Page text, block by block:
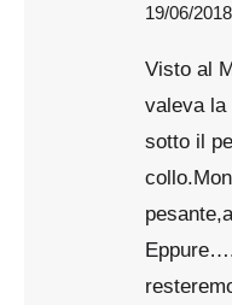
says:
19/06/
Visto al
valeva la
sotto il